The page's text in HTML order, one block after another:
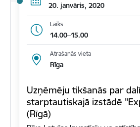
20. janvāris, 2020
Laiks
14.00–15.00
Atrašanās vieta
Rīga
Uzņēmēju tikšanās par
starptautiskajā izstādē
(Rīgā)